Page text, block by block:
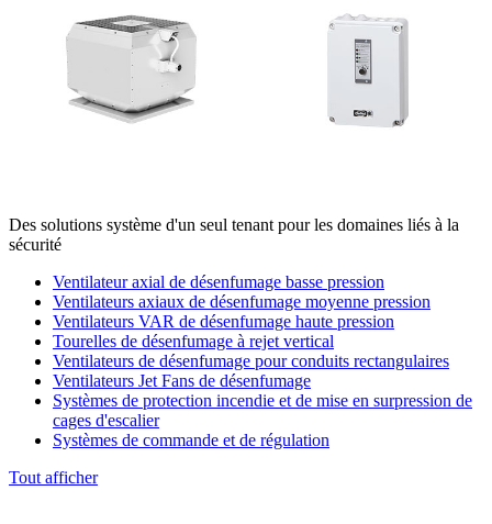
Des solutions système d'un seul tenant pour les domaines liés à la
sécurité
Ventilateur axial de désenfumage basse pression
Ventilateurs axiaux de désenfumage moyenne pression
Ventilateurs VAR de désenfumage haute pression
Tourelles de désenfumage à rejet vertical
Ventilateurs de désenfumage pour conduits rectangulaires
Ventilateurs Jet Fans de désenfumage
Systèmes de protection incendie et de mise en surpression de
cages d'escalier
Systèmes de commande et de régulation
Tout afficher